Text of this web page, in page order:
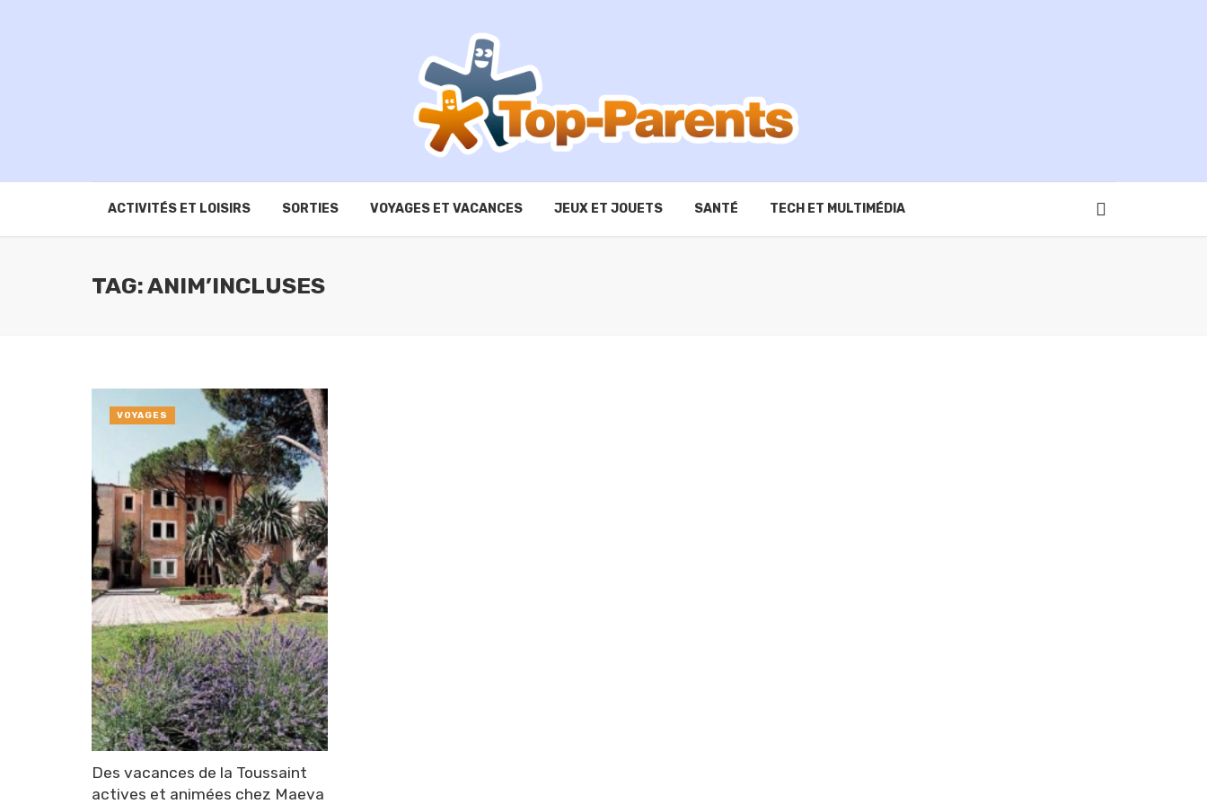
ACTIVITÉS ET LOISIRS SORTIES VOYAGES ET VACANCES JEUX ET JOUETS SANTÉ TECH ET MULTIMÉDIA
TAG: ANIM’INCLUSES
Des vacances de la Toussaint
actives et animées chez Maeva
VOYAGES